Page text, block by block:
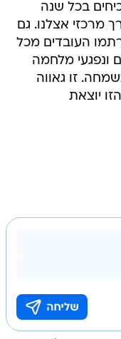
בכל שנה
מרכזי אצלנו. גם
העובדים מכל
ונפגעי מלחמה
זו גאווה
יוצאת